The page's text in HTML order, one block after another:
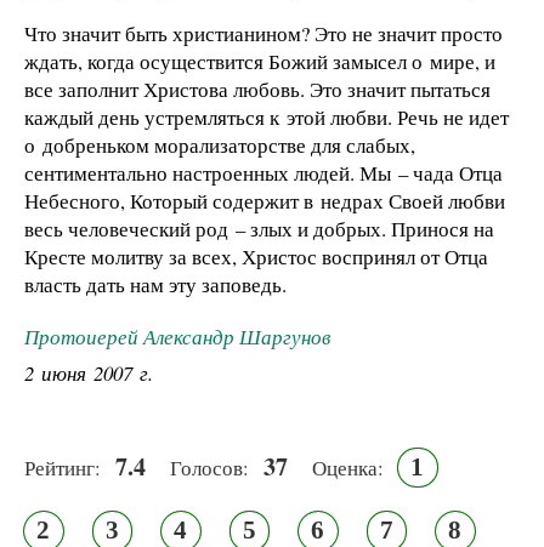
Что значит быть христианином? Это не значит просто
ждать, когда осуществится Божий замысел о мире, и
все заполнит Христова любовь. Это значит пытаться
каждый день устремляться к этой любви. Речь не идет
о добреньком морализаторстве для слабых,
сентиментально настроенных людей. Мы – чада Отца
Небесного, Который содержит в недрах Своей любви
весь человеческий род – злых и добрых. Принося на
Кресте молитву за всех, Христос воспринял от Отца
власть дать нам эту заповедь.
Протоиерей Александр Шаргунов
2 июня 2007 г.
Рейтинг: 7.4 Голосов: 37 Оценка: 1
2 3 4 5 6 7 8